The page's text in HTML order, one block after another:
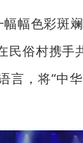
幅色彩斑
民俗村携
言，将“中